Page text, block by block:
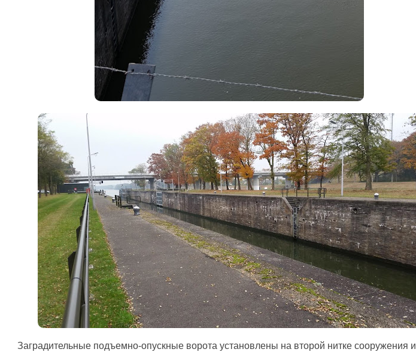
Заградительные подъемно-опускные ворота установлены на второй нитке сооружения и